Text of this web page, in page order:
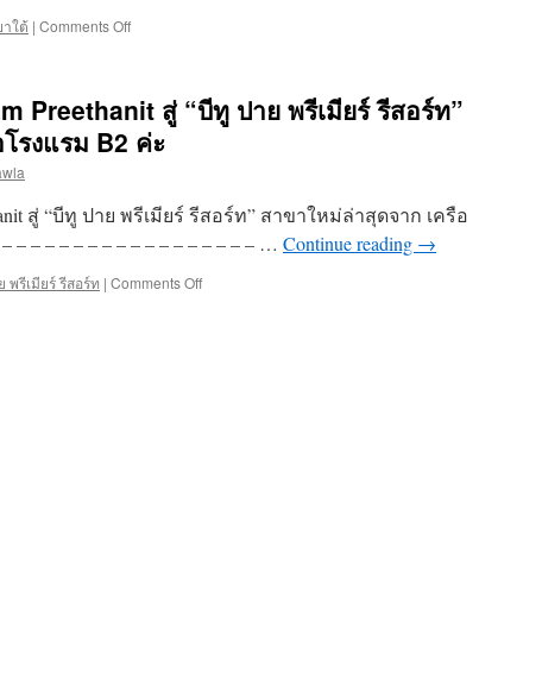
คุณ
Pantipa
Puengpan
ใต้ | Comments Off
WS
เข้า
บี
ใต้
Preethanit สู่ “บีทู ปาย พรีเมียร์ รีสอร์ท”
รงแรม B2 ค่ะ
สู่ “บีทู ปาย พรีเมียร์ รีสอร์ท” สาขาใหม่ล่าสุดจาก เครือ
– – – – – – – – – – – – – – – – – … Continue reading →
พรีเมียร์ รีสอร์ท | Comments Off